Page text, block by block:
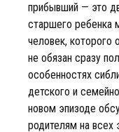
прибывший — это
старшего ребенка
человек, которого
не обязан сразу
особенностях
детского и
новом эпизоде
родителям на всех